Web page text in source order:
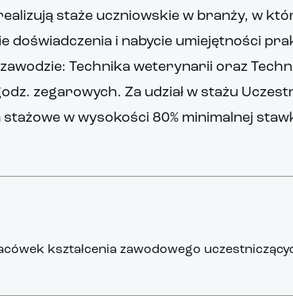
staże uczniowskie w branży, w
doświadczenia i nabycie umiejętności
Technika weterynarii oraz
zegarowych. Za udział w stażu
w wysokości 80% minimalnej
kształcenia zawodowego